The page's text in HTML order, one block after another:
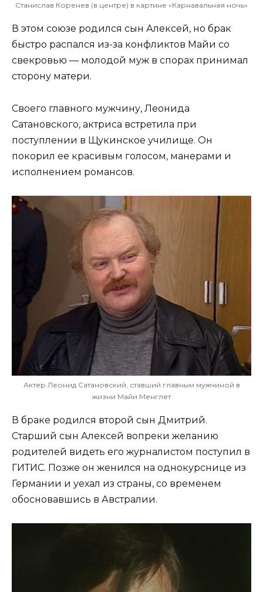
Станислав Коренев (в центре) в картине «Карнавальная ночь»
В этом союзе родился сын Алексей, но брак
быстро распался из-за конфликтов Майи со
свекровью — молодой муж в спорах принимал
сторону матери.
Своего главного мужчину, Леонида
Сатановского, актриса встретила при
поступлении в Щукинское училище. Он
покорил ее красивым голосом, манерами и
исполнением романсов.
Актер Леонид Сатановский, ставший главным мужчиной в
жизни Майи Менглет
В браке родился второй сын Дмитрий.
Старший сын Алексей вопреки желанию
родителей видеть его журналистом поступил в
ГИТИС. Позже он женился на однокурснице из
Германии и уехал из страны, со временем
обосновавшись в Австралии.